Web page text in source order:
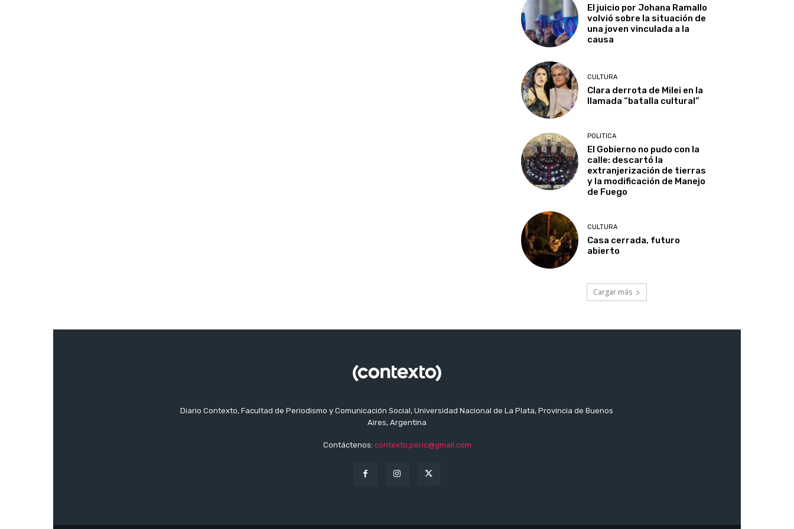
El juicio por Johana Ramallo
volvió sobre la situación de
una joven vinculada a la
causa
CULTURA
Clara derrota de Milei en la
llamada “batalla cultural”
POLITICA
El Gobierno no pudo con la
calle: descartó la
extranjerización de tierras
y la modificación de Manejo
de Fuego
CULTURA
Casa cerrada, futuro
abierto
Cargar más
Diario Contexto, Facultad de Periodismo y Comunicación Social, Universidad Nacional de La Plata, Provincia de Buenos
Aires, Argentina
Contáctenos: contexto.perio@gmail.com